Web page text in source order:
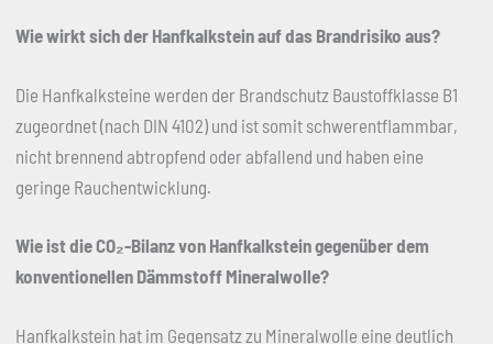
Wie wirkt sich der Hanfkalkstein auf das Brandrisiko aus?
Die Hanfkalksteine werden der Brandschutz Baustoffklasse B1
zugeordnet (nach DIN 4102) und ist somit schwerentflammbar,
nicht brennend abtropfend oder abfallend und haben eine
geringe Rauchentwicklung.
Wie ist die CO₂-Bilanz von Hanfkalkstein gegenüber dem
konventionellen Dämmstoff Mineralwolle?
Hanfkalkstein hat im Gegensatz zu Mineralwolle eine deutlich